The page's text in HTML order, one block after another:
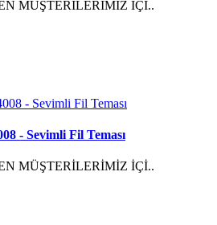
MÜŞTERİLERİMİZ İÇİ..
- Sevimli Fil Teması
MÜŞTERİLERİMİZ İÇİ..